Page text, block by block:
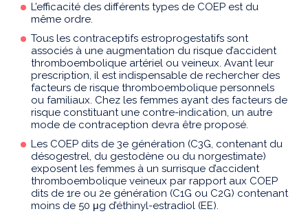
L’efficacité des différents types de COEP est du
même ordre.
Tous les contraceptifs estroprogestatifs sont
associés à une augmentation du risque d’accident
thromboembolique artériel ou veineux. Avant leur
prescription, il est indispensable de rechercher des
facteurs de risque thromboembolique personnels
ou familiaux. Chez les femmes ayant des facteurs de
risque constituant une contre-indication, un autre
mode de contraception devra être proposé.
Les COEP dits de 3e génération (C3G, contenant du
désogestrel, du gestodène ou du norgestimate)
exposent les femmes à un surrisque d’accident
thromboembolique veineux par rapport aux COEP
dits de 1re ou 2e génération (C1G ou C2G) contenant
moins de 50 μg d’éthinyl-estradiol (EE).